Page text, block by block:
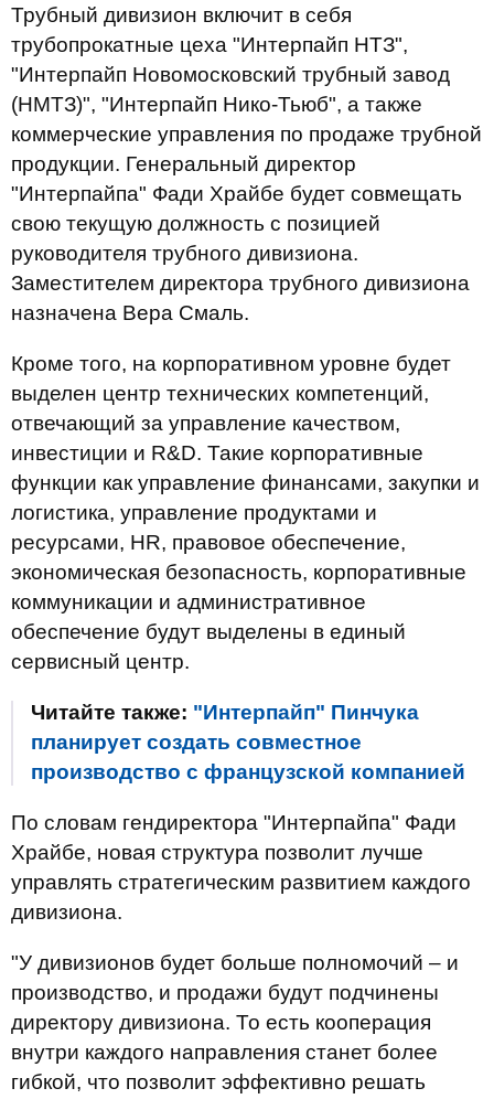
Трубный дивизион включит в себя
трубопрокатные цеха "Интерпайп НТЗ",
"Интерпайп Новомосковский трубный завод
(НМТЗ)", "Интерпайп Нико-Тьюб", а также
коммерческие управления по продаже трубной
продукции. Генеральный директор
"Интерпайпа" Фади Храйбе будет совмещать
свою текущую должность с позицией
руководителя трубного дивизиона.
Заместителем директора трубного дивизиона
назначена Вера Смаль.
Кроме того, на корпоративном уровне будет
выделен центр технических компетенций,
отвечающий за управление качеством,
инвестиции и R&D. Такие корпоративные
функции как управление финансами, закупки и
логистика, управление продуктами и
ресурсами, HR, правовое обеспечение,
экономическая безопасность, корпоративные
коммуникации и административное
обеспечение будут выделены в единый
сервисный центр.
Читайте также: "Интерпайп" Пинчука
планирует создать совместное
производство с французской компанией
По словам гендиректора "Интерпайпа" Фади
Храйбе, новая структура позволит лучше
управлять стратегическим развитием каждого
дивизиона.
"У дивизионов будет больше полномочий – и
производство, и продажи будут подчинены
директору дивизиона. То есть кооперация
внутри каждого направления станет более
гибкой, что позволит эффективно решать